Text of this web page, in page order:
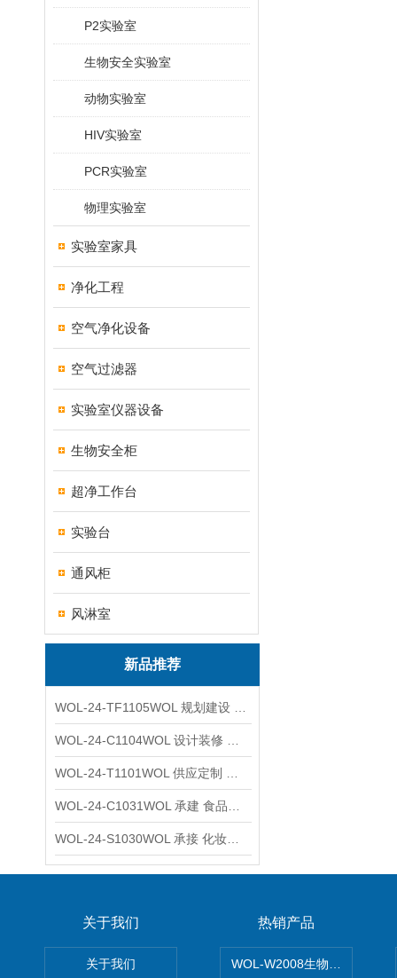
P2实验室
生物安全实验室
动物实验室
HIV实验室
PCR实验室
物理实验室
实验室家具
净化工程
空气净化设备
空气过滤器
实验室仪器设备
生物安全柜
超净工作台
实验台
通风柜
风淋室
新品推荐
关于我们
关于我们
热销产品
WOL-W2008生物制药GMP